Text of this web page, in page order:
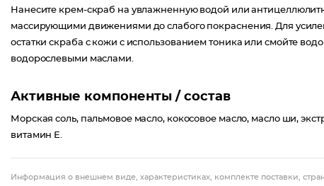
Нанесите крем-скраб на увлажненную водой или
массирующими движениями до слабого покраснения. Для
остатки скраба с кожи с использованием тоника или смойте
водорослевыми маслами.
Активные компоненты / состав
Морская соль, пальмовое масло, кокосовое масло, масло ши,
витамин Е.
Информация о внешнем виде, характеристиках, комплекте поставки,